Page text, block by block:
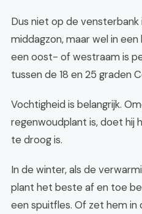
Dus niet op de
middagzon, maar wel in
een oost- of westraam is
tussen de 18 en 25 graden
Vochtigheid is belangrijk.
regenwoudplant is, doet hij
te droog is.
In de winter, als de
plant het beste af en toe
een spuitfles. Of zet hem in